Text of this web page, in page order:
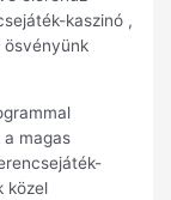
kaszinó ,
ösvényünk
magas
közel